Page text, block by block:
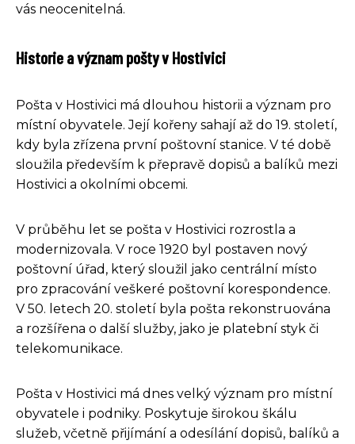
vás neocenitelná.
Historie a význam pošty v Hostivici
Pošta v Hostivici má dlouhou historii a význam pro
místní obyvatele. Její kořeny sahají až do 19. století,
kdy byla zřízena první poštovní stanice. V té době
sloužila především k přepravě dopisů a balíků mezi
Hostivici a okolními obcemi.
V průběhu let se pošta v Hostivici rozrostla a
modernizovala. V roce 1920 byl postaven nový
poštovní úřad, který sloužil jako centrální místo
pro zpracování veškeré poštovní korespondence.
V 50. letech 20. století byla pošta rekonstruována
a rozšířena o další služby, jako je platební styk či
telekomunikace.
Pošta v Hostivici má dnes velký význam pro místní
obyvatele i podniky. Poskytuje širokou škálu
služeb, včetně přijímání a odesílání dopisů, balíků a